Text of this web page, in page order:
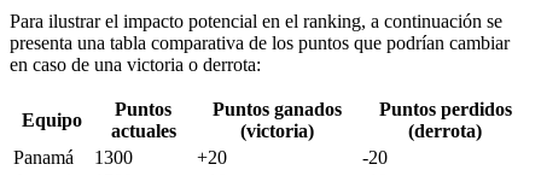
Para ilustrar el impacto potencial en el ranking, a continuación se
presenta una tabla comparativa de los puntos que podrían cambiar
en caso de una victoria o derrota:
Equipo
Puntos
actuales
Puntos ganados
(victoria)
Puntos perdidos
(derrota)
Panamá
1300 +20
-20